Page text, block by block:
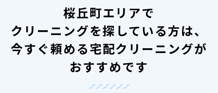
桜丘町エリアで
クリーニングを探している方は、
今すぐ頼める宅配クリーニングが
おすすめです